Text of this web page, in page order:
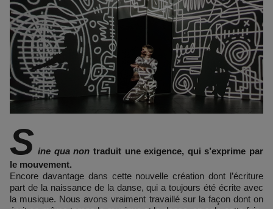
S ine qua non traduit une exigence, qui s’exprime par
le mouvement.
Encore davantage dans cette nouvelle création dont l’écriture
part de la naissance de la danse, qui a toujours été écrite avec
la musique. Nous avons vraiment travaillé sur la façon dont on